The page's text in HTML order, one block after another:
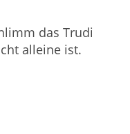
das Trudi
alleine ist.